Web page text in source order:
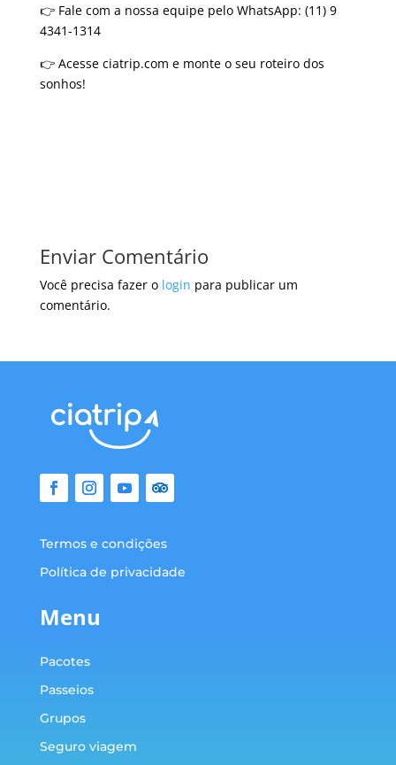
👉 Fale com a nossa equipe pelo WhatsApp: (11) 9
4341-1314
👉 Acesse ciatrip.com e monte o seu roteiro dos
sonhos!
Enviar Comentário
Você precisa fazer o login para publicar um
comentário.
Termos e condições
Política de privacidade
Menu
Pacotes
Passeios
Grupos
Seguro viagem